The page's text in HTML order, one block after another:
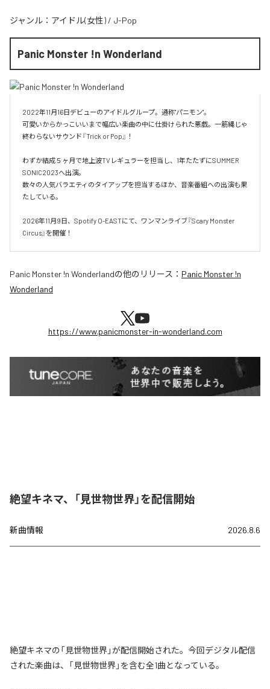
ジャンル： アイドル(女性) / J-Pop
Panic Monster !n Wonderland
2022年11月16日デビューのアイドルグループ。通称"パニモン"。
可愛いからかっこいいまで幅広い楽曲の中に仕掛けられた悪戯。一筋縄じゃ
終わらないサウンド『Trick or Pop』！
わずか結成５ヶ月で地上波TVレギュラーを担当し、1年たたずにSUMMER
SONIC2023へ出演。
数々の人気バラエティのタイアップを担当するほか、音楽番組への出演も果
たしている。
2026年11月9日、Spotify O-EASTにて、ワンマンライブ『Scary Monster
Circus』を開催！
Panic Monster !n Wonderlandの他のリリース： Panic Monster !n
Wonderland
https://www.panicmonster-in-wonderland.com
絶望キネマ、「見世物世界」を配信開始
新曲情報 2026.8.6
絶望キネマの「見世物世界」が配信開始された。今回デジタル配信
された楽曲は、「見世物世界」を含む全1曲となっている。